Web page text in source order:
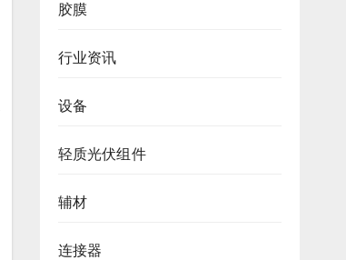
胶膜
行业资讯
设备
轻质光伏组件
辅材
连接器